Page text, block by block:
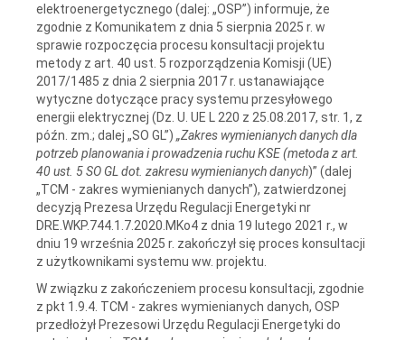
elektroenergetycznego (dalej: „OSP”) informuje, że
zgodnie z Komunikatem z dnia 5 sierpnia 2025 r. w
sprawie rozpoczęcia procesu konsultacji projektu
metody z art. 40 ust. 5 rozporządzenia Komisji (UE)
2017/1485 z dnia 2 sierpnia 2017 r. ustanawiające
wytyczne dotyczące pracy systemu przesyłowego
energii elektrycznej (Dz. U. UE L 220 z 25.08.2017, str. 1, z
późn. zm.; dalej „SO GL”) „Zakres wymienianych danych dla
potrzeb planowania i prowadzenia ruchu KSE(metoda z art.
40 ust. 5 SO GL dot. zakresu wymienianych danych)” (dalej
„TCM - zakres wymienianych danych”), zatwierdzonej
decyzją Prezesa Urzędu Regulacji Energetyki nr
DRE.WKP.744.1.7.2020.MKo4 z dnia 19 lutego 2021 r., w
dniu 19 września 2025 r. zakończył się proces konsultacji
z użytkownikami systemu ww. projektu.
W związku z zakończeniem procesu konsultacji, zgodnie
z pkt 1.9.4. TCM - zakres wymienianych danych, OSP
przedłożył Prezesowi Urzędu Regulacji Energetyki do